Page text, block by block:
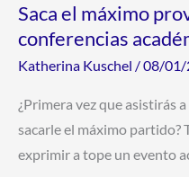
Saca el máximo
conferencias
Katherina Kuschel /08/01/
¿Primera vez que asistirás
sacarle el máximo partido?
exprimir a tope un evento